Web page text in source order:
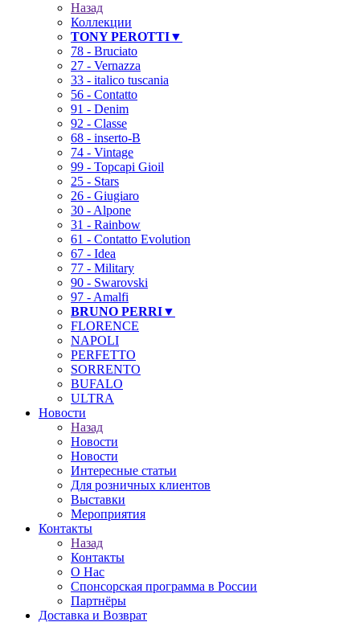
Назад
Коллекции
TONY PEROTTI▼
78 - Bruciato
27 - Vernazza
33 - italico tuscania
56 - Contatto
91 - Denim
92 - Classe
68 - inserto-B
74 - Vintage
99 - Topcapi Gioil
25 - Stars
26 - Giugiaro
30 - Alpone
31 - Rainbow
61 - Contatto Evolution
67 - Idea
77 - Military
90 - Swarovski
97 - Amalfi
BRUNO PERRI▼
FLORENCE
NAPOLI
PERFETTO
SORRENTO
BUFALO
ULTRA
Новости
Назад
Новости
Новости
Интересные статьи
Для розничных клиентов
Выставки
Мероприятия
Контакты
Назад
Контакты
О Нас
Спонсорская программа в России
Партнёры
Доставка и Возврат